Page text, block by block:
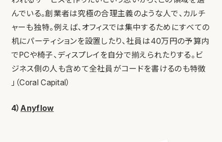
んでいる。創業者は究極の合理主義のような人で、カルチ
ャーも独特。例えば、オフィスでは集中するためにすべての
机にパーティションを設置したり、社員は40万円の予算内
でPCや椅子、ディスプレイを自分で揃えられたりする。ビ
ジネス側の人も含めて全社員がコードを書けるのも特徴
」（Coral Capital）
4）Anyflow